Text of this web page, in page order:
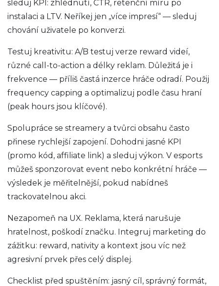
sleduj KPI: zhlédnutí, CTR, retenční míru po
instalaci a LTV. Neříkej jen „více impresí“ — sleduj
chování uživatele po konverzi.
Testuj kreativitu: A/B testuj verze reward videí,
různé call-to-action a délky reklam. Důležitá je i
frekvence — příliš častá inzerce hráče odradí. Použij
frequency capping a optimalizuj podle času hraní
(peak hours jsou klíčové).
Spolupráce se streamery a tvůrci obsahu často
přinese rychlejší zapojení. Dohodni jasné KPI
(promo kód, affiliate link) a sleduj výkon. V esports
můžeš sponzorovat event nebo konkrétní hráče —
výsledek je měřitelnější, pokud nabídneš
trackovatelnou akci.
Nezapomeň na UX. Reklama, která narušuje
hratelnost, poškodí značku. Integruj marketing do
zážitku: reward, nativity a kontext jsou víc než
agresivní prvek přes celý displej.
Checklist před spuštěním: jasný cíl, správný formát,